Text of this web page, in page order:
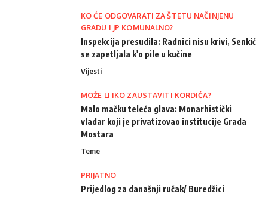
KO ĆE ODGOVARATI ZA ŠTETU NAČINJENU
GRADU I JP KOMUNALNO?
Inspekcija presudila: Radnici nisu krivi, Senkić
se zapetljala k'o pile u kučine
Vijesti
MOŽE LI IKO ZAUSTAVITI KORDIĆA?
Malo mačku teleća glava: Monarhistički
vladar koji je privatizovao institucije Grada
Mostara
Teme
PRIJATNO
Prijedlog za današnji ručak/ Buredžici